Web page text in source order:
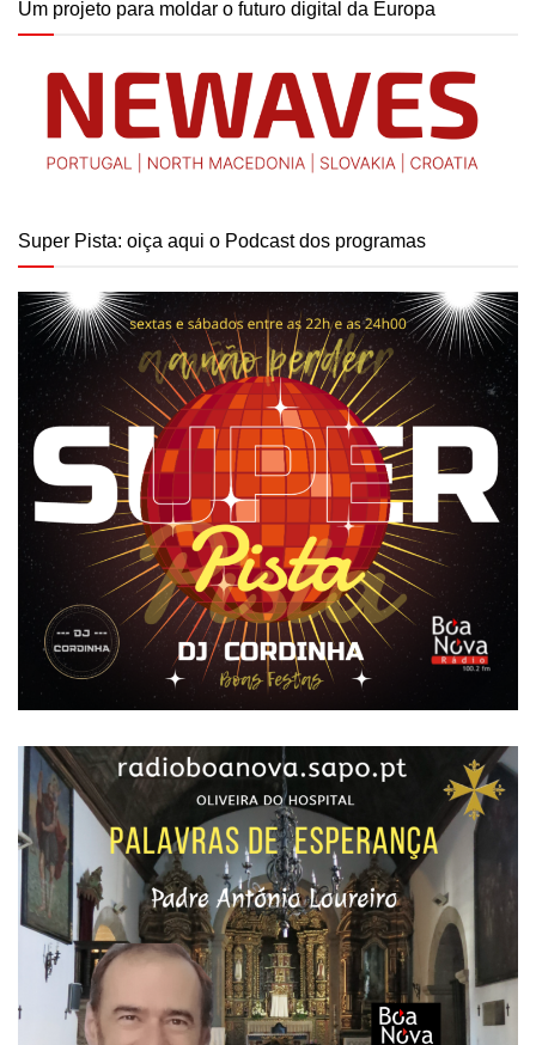
Um projeto para moldar o futuro digital da Europa
Super Pista: oiça aqui o Podcast dos programas